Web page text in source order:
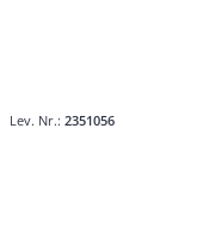
Lev. Nr.: 2351056